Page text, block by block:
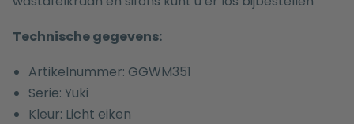
Technische gegevens:
Artikelnummer: GGWM351
Serie: Yuki
Kleur: Licht eiken